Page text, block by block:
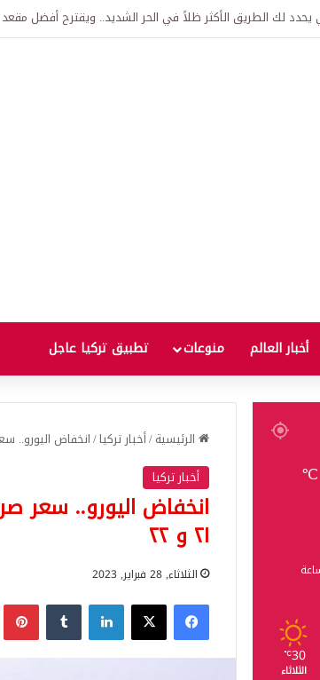
توقعان اتفاقية لإنشاء “الجامعة السورية التركية” في دمشق..
أخبار العالم منوعات تطبيق تركيا عاجل
الرئيسية/أخبار تركيا/انخفاض اليورو..
أخبار تركيا
انخفاض اليورو.. سعر
٢١ و ٢٢
الثلاثاء, 28 فبراير, 2023
فيسبوك‫X لينكدإن
℃
30
℃
الثلاثاء